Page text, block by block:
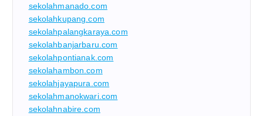
sekolahmanado.com
sekolahkupang.com
sekolahpalangkaraya.com
sekolahbanjarbaru.com
sekolahpontianak.com
sekolahambon.com
sekolahjayapura.com
sekolahmanokwari.com
sekolahnabire.com